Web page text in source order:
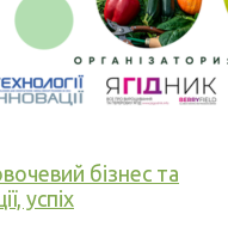
бізнес та
успіх